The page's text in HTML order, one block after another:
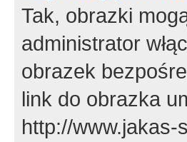
Tak, obrazki
administrator
obrazek
link do obrazka
http://